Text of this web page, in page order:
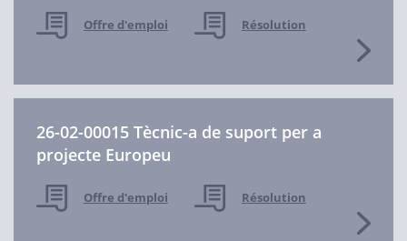
Offre d'emploi Résolution
26-02-00015 Tècnic-a de suport per a
projecte Europeu
Offre d'emploi Résolution